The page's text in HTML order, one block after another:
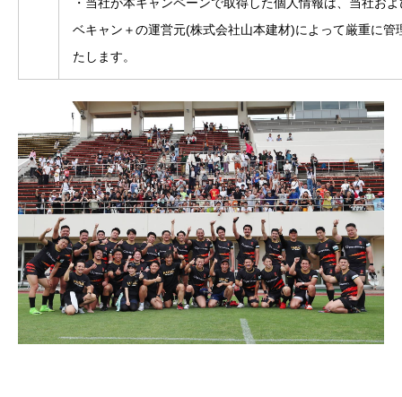
ベキャン＋の運営元(株式会社山本建材)によって厳重に管
たします。